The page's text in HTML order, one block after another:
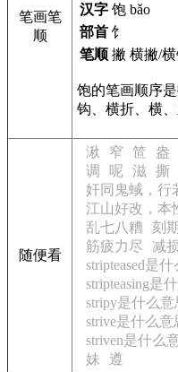
笔画笔
顺
汉字 饱 bǎo
部首 饣
笔顺 撇 横撇/
饱的笔画顺序
钩、横折、横
随便看
湫 窄 笸 盎
调
呢 滋 撕
奸同鬼蜮，行
江山好改，本
乱七八糟
刻期
筋疲力尽
减
stripteased是
stripteasing是
stripy是什么意
strive是什么意
striven是什么
妹
遵